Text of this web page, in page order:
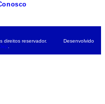
direitos reservador. Desenvolvido